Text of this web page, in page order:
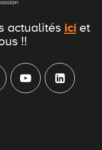
actualités ici et
!!